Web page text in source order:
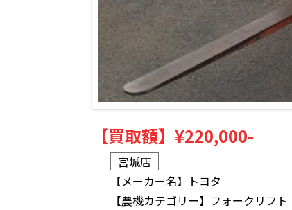
【買取額】 ¥220,000-
宮城店
【メーカー名】
トヨタ
【農機カテゴリー】 フォークリフト